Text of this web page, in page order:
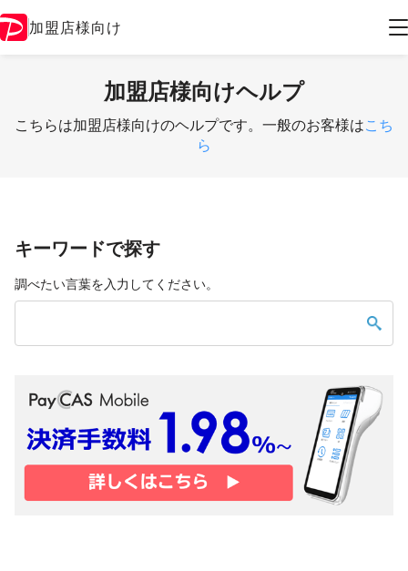
加盟店様向け
加盟店様向けヘルプ
こちらは加盟店様向けのヘルプです。一般のお客様はこち
ら
キーワードで探す
調べたい言葉を入力してください。